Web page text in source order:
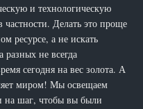
и технологическую
Делать это проще
ресурсе, а не искать
не всегда
сегодня на вес золота. А
миром! Мы освещаем
на шаг, чтобы вы были